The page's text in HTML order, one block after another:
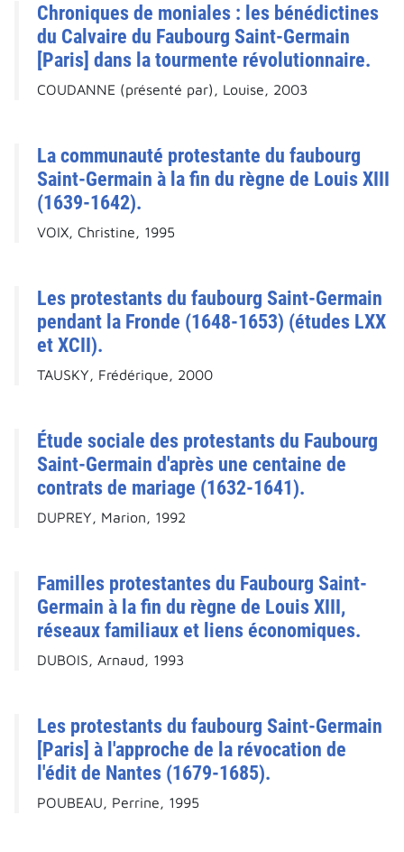
Chroniques de moniales : les bénédictines
du Calvaire du Faubourg Saint-Germain
[Paris] dans la tourmente révolutionnaire.
COUDANNE (présenté par), Louise, 2003
La communauté protestante du faubourg
Saint-Germain à la fin du règne de Louis XIII
(1639-1642).
VOIX, Christine, 1995
Les protestants du faubourg Saint-Germain
pendant la Fronde (1648-1653) (études LXX
et XCII).
TAUSKY, Frédérique, 2000
Étude sociale des protestants du Faubourg
Saint-Germain d'après une centaine de
contrats de mariage (1632-1641).
DUPREY, Marion, 1992
Familles protestantes du Faubourg Saint-
Germain à la fin du règne de Louis XIII,
réseaux familiaux et liens économiques.
DUBOIS, Arnaud, 1993
Les protestants du faubourg Saint-Germain
[Paris] à l'approche de la révocation de
l'édit de Nantes (1679-1685).
POUBEAU, Perrine, 1995